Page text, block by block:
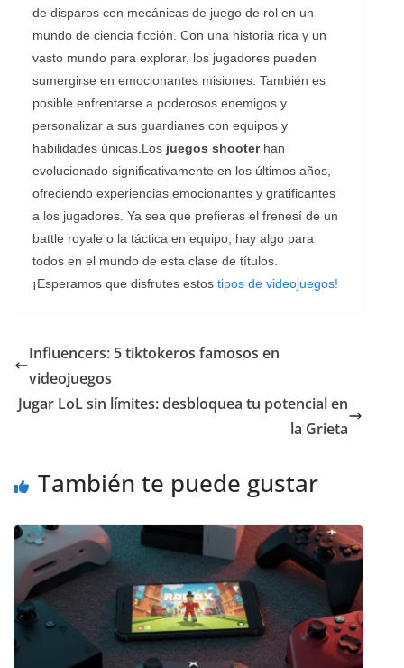
de disparos con mecánicas de juego de rol en un
mundo de ciencia ficción. Con una historia rica y un
vasto mundo para explorar, los jugadores pueden
sumergirse en emocionantes misiones. También es
posible enfrentarse a poderosos enemigos y
personalizar a sus guardianes con equipos y
habilidades únicas.Los juegos shooterhan
evolucionado significativamente en los últimos años,
ofreciendo experiencias emocionantes y gratificantes
a los jugadores. Ya sea que prefieras el frenesí de un
battle royale o la táctica en equipo, hay algo para
todos en el mundo de esta clase de títulos.
¡Esperamos que disfrutes estos tipos de videojuegos!
Influencers: 5 tiktokeros famosos en
videojuegos
Jugar LoL sin límites: desbloquea tu potencial en
la Grieta
También te puede gustar